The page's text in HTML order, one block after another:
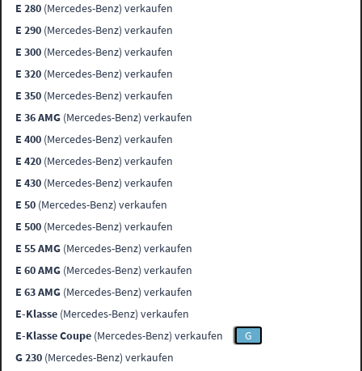
E 280 (Mercedes-Benz) verkaufen
E 290 (Mercedes-Benz) verkaufen
E 300 (Mercedes-Benz) verkaufen
E 320 (Mercedes-Benz) verkaufen
E 350 (Mercedes-Benz) verkaufen
E 36 AMG (Mercedes-Benz) verkaufen
E 400 (Mercedes-Benz) verkaufen
E 420 (Mercedes-Benz) verkaufen
E 430 (Mercedes-Benz) verkaufen
E 50 (Mercedes-Benz) verkaufen
E 500 (Mercedes-Benz) verkaufen
E 55 AMG (Mercedes-Benz) verkaufen
E 60 AMG (Mercedes-Benz) verkaufen
E 63 AMG (Mercedes-Benz) verkaufen
E-Klasse (Mercedes-Benz) verkaufen
E-Klasse Coupe (Mercedes-Benz) verkaufen
G
G 230 (Mercedes-Benz) verkaufen